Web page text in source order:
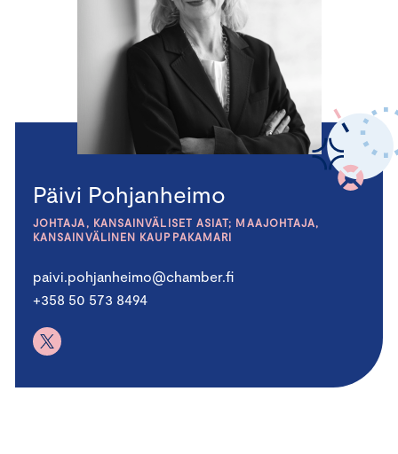
Päivi Pohjanheimo
JOHTAJA, KANSAINVÄLISET ASIAT; MAAJOHTAJA,
KANSAINVÄLINEN KAUPPAKAMARI
paivi.pohjanheimo@chamber.fi
+358 50 573 8494